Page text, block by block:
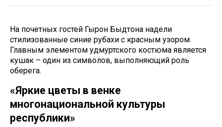
На почетных гостей Гырон Быдтона надели
стилизованные синие рубахи с красным узором.
Главным элементом удмуртского костюма является
кушак – один из символов, выполняющий роль
оберега.
«Яркие цветы в венке
многонациональной культуры
республики»